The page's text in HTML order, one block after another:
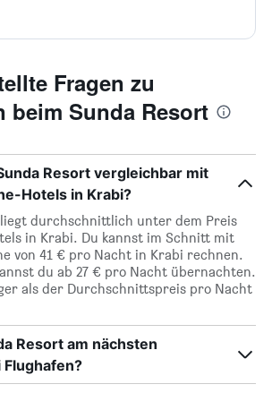
Fragen zu
beim Sunda Resort
Resort vergleichbar mit
Hotels in Krabi?
liegt durchschnittlich unter dem Preis
in Krabi. Du kannst im Schnitt mit
von 41 € pro Nacht in Krabi rechnen.
du ab 27 € pro Nacht übernachten.
als der Durchschnittspreis pro Nacht
Resort am nächsten
Flughafen?